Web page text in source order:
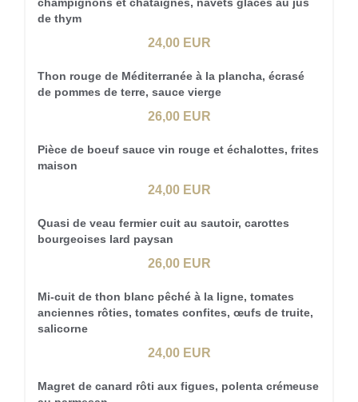
de thym
24,00 EUR
Thon rouge de Méditerranée à la plancha, écrasé
de pommes de terre, sauce vierge
26,00 EUR
Pièce de boeuf sauce vin rouge et échalottes, frites
maison
24,00 EUR
Quasi de veau fermier cuit au sautoir, carottes
bourgeoises lard paysan
26,00 EUR
Mi-cuit de thon blanc pêché à la ligne, tomates
anciennes rôties, tomates confites, œufs de truite,
salicorne
24,00 EUR
Magret de canard rôti aux figues, polenta crémeuse